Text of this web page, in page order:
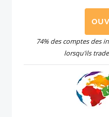
74% des comptes des
lorsqu'ils